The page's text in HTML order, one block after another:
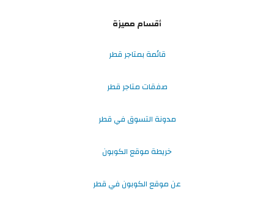
أقسام مميزة
قائمة بمتاجر قطر
صفقات متاجر قطر
مدونة التسوق في قطر
خريطة موقع الكوبون
عن موقع الكوبون في قطر